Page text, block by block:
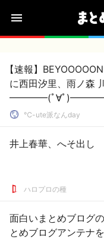
【速報】
に西田汐里、雨ノ森
━━━━(ﾟ∀ﾟ
℃-ute派なんday
井上春華、へそ出し
ハロプロの種
面白いまとめブログ
とめブログアンテナ